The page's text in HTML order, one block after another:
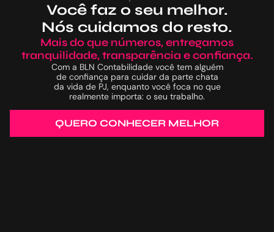
Você faz o seu melhor.
Nós cuidamos do resto.
Mais do que números, entregamos
tranquilidade, transparência e confiança.
Com a BLN Contabilidade você tem alguém
de confiança para cuidar da parte chata
da vida de PJ, enquanto você foca no que
realmente importa: o seu trabalho.
QUERO CONHECER MELHOR